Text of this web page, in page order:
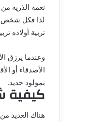
نعمة الذرية من
لذا فكل شخص
تربية أولاده
وعندما يرزق
الأصدقاء أو
بمولود جديد.
كيفية
هناك العديد